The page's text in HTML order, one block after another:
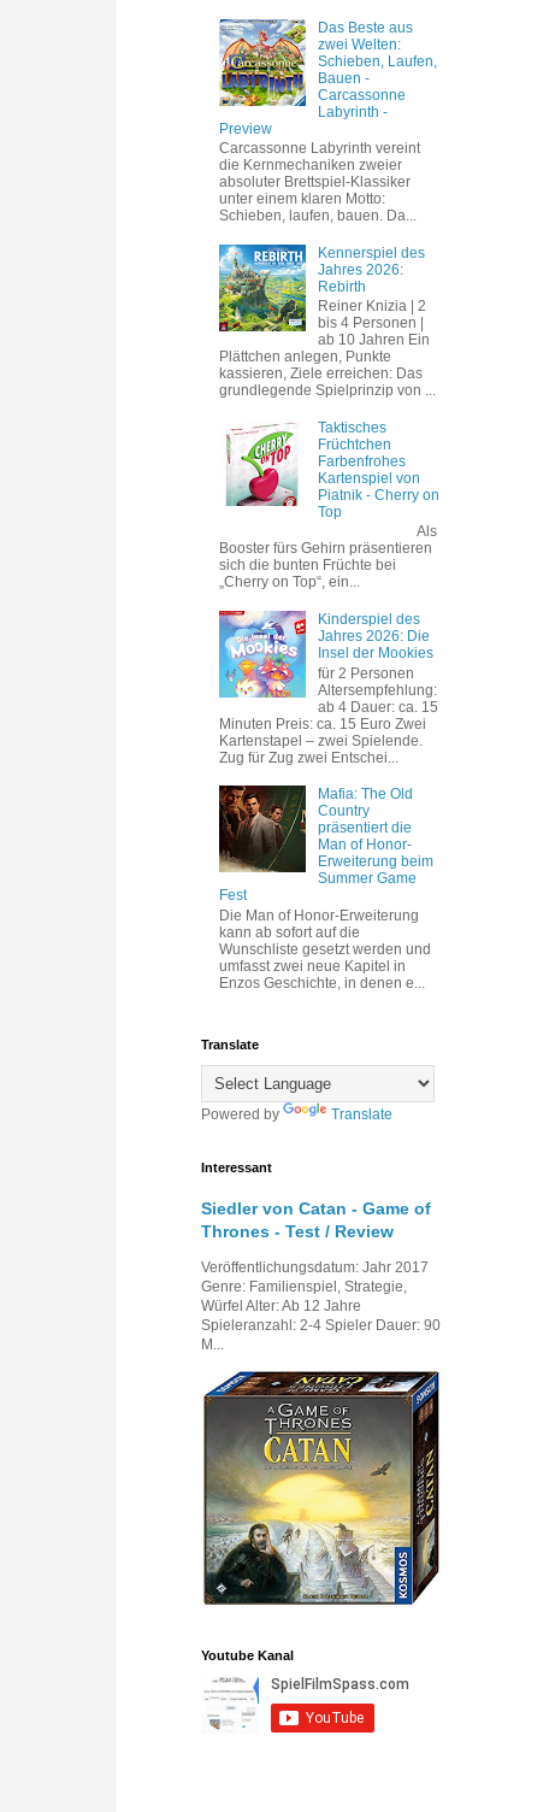
Das Beste aus
zwei Welten:
Schieben, Laufen,
Bauen -
Carcassonne
Labyrinth -
Preview
Carcassonne Labyrinth vereint
die Kernmechaniken zweier
absoluter Brettspiel-Klassiker
unter einem klaren Motto:
Schieben, laufen, bauen. Da...
Kennerspiel des
Jahres 2026:
Rebirth
Reiner Knizia | 2
bis 4 Personen |
ab 10 Jahren Ein
Plättchen anlegen, Punkte
kassieren, Ziele erreichen: Das
grundlegende Spielprinzip von ...
Taktisches
Früchtchen
Farbenfrohes
Kartenspiel von
Piatnik - Cherry on
Top
Als
Booster fürs Gehirn präsentieren
sich die bunten Früchte bei
„Cherry on Top“, ein...
Kinderspiel des
Jahres 2026: Die
Insel der Mookies
für 2 Personen
Altersempfehlung:
ab 4 Dauer: ca. 15
Minuten Preis: ca. 15 Euro Zwei
Kartenstapel – zwei Spielende.
Zug für Zug zwei Entschei...
Mafia: The Old
Country
präsentiert die
Man of Honor-
Erweiterung beim
Summer Game
Fest
Die Man of Honor-Erweiterung
kann ab sofort auf die
Wunschliste gesetzt werden und
umfasst zwei neue Kapitel in
Enzos Geschichte, in denen e...
Translate
Powered by Translate
Interessant
Siedler von Catan - Game of
Thrones - Test / Review
Veröffentlichungsdatum: Jahr 2017
Genre: Familienspiel, Strategie,
Würfel Alter: Ab 12 Jahre
Spieleranzahl: 2-4 Spieler Dauer: 90
M...
Youtube Kanal